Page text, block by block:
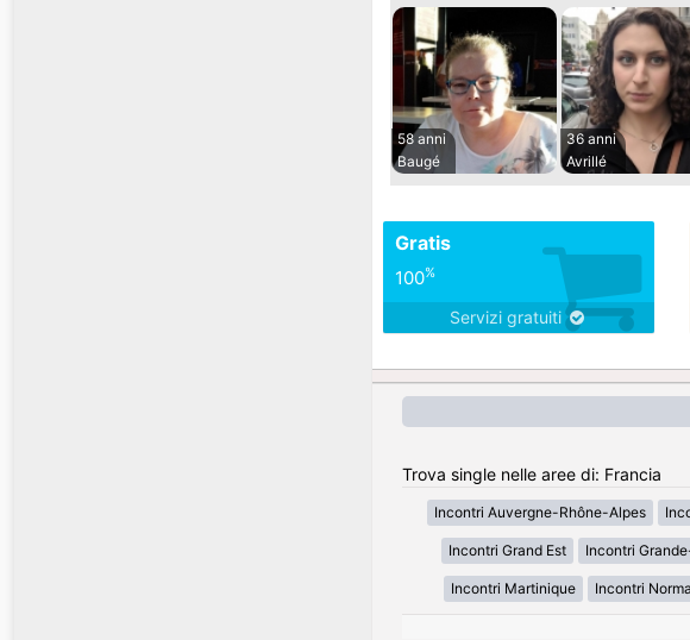
58 anni
Baugé
36 anni
Avrillé
Gratis
100%
Servizi gratuiti
Trova single nelle aree di: Francia
Incontri Auvergne-Rhône-Alpes
Incontri Grand Est Incontri
Incontri Martinique Incontri